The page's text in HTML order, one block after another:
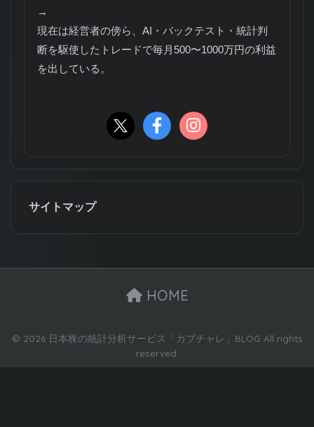
→
現在は経営者の傍ら、AI・バックテスト・統計判
断を駆使したトレードで毎月500〜1000万円の利益
を出している。
サイトマップ
HOME
© 2026 日本株の統計分析サービス「カブチャレ」BLOG All rights
reserved.